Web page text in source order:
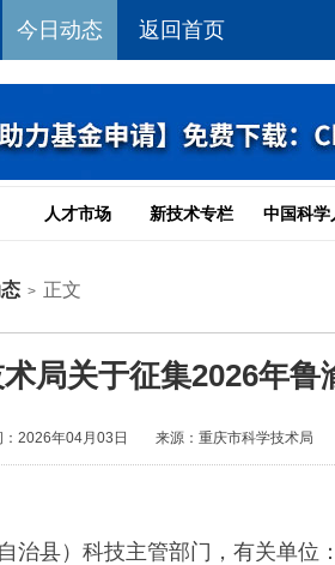
今日动态 返回首页
人才市场 新技术专栏 中国科学
> 正文
局关于征集2026年
：2026年04月03日 来源：重庆市科学技术局
县）科技主管部门，有关单位